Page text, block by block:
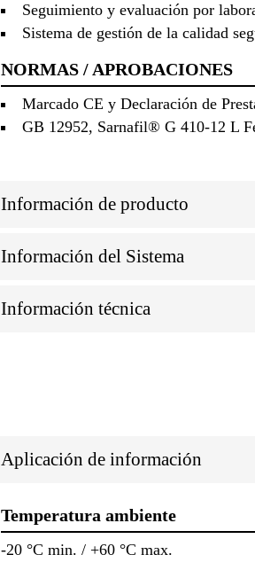
Seguimiento y evaluación por
Sistema de gestión de la calidad
NORMAS / APROBACIONES
Marcado CE y Declaración de
GB 12952, Sarnafil® G 410-12 L
Información de producto
Información del Sistema
Información técnica
Aplicación de información
Temperatura ambiente
-20 °C min. / +60 °C max.